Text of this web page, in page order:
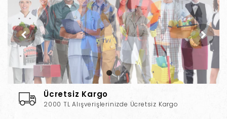
Ücretsiz Kargo
2000 TL Alışverişlerinizde Ücretsiz Kargo